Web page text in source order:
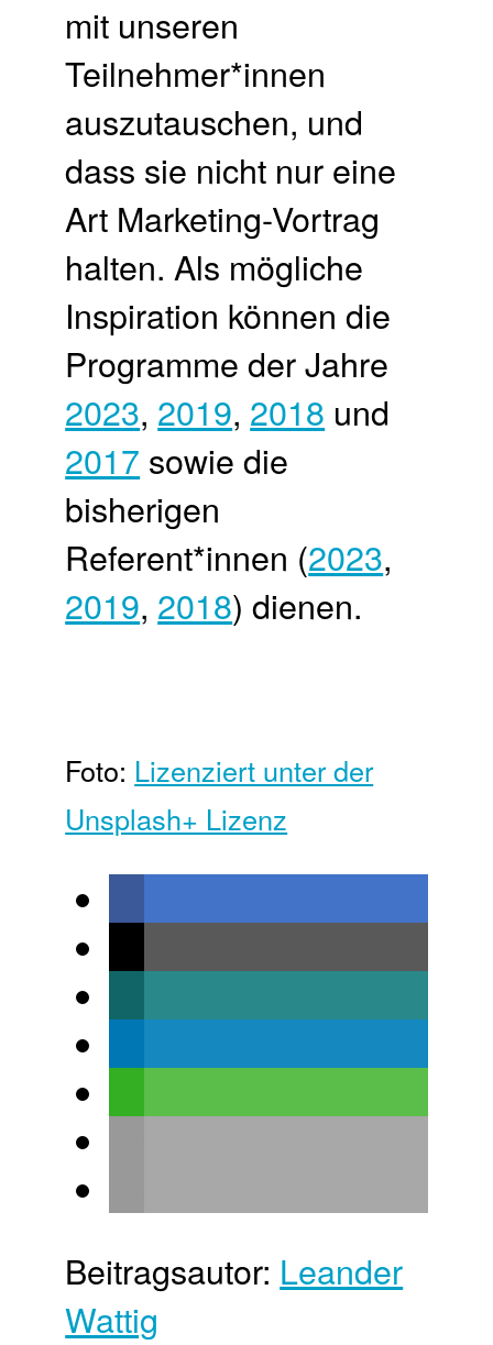
mit unseren
Teilnehmer*innen
auszutauschen, und
dass sie nicht nur eine
Art Marketing-Vortrag
halten. Als mögliche
Inspiration können die
Programme der Jahre
2023, 2019, 2018 und
2017 sowie die
bisherigen
Referent*innen (2023,
2019, 2018) dienen.
Foto: Lizenziert unter der
Unsplash+ Lizenz
Beitragsautor: Leander
Wattig